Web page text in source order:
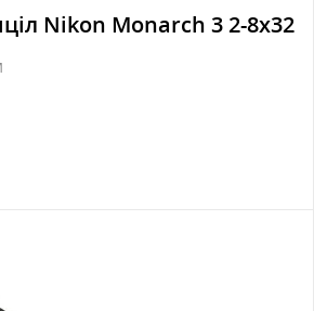
Nikon Monarch 3 2-8x32